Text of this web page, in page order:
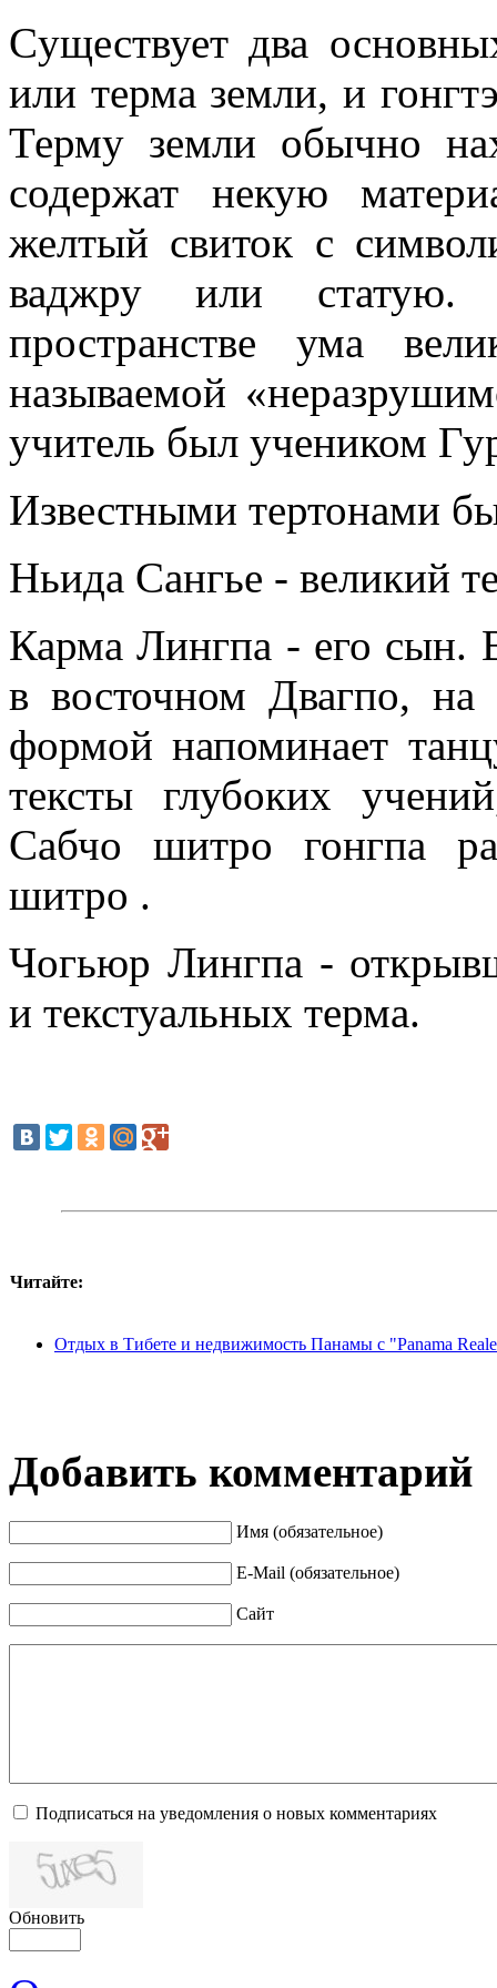
Cуществует два
или терма земли, и
Терму земли обычно
содержат некую
желтый свиток с
ваджру или
пространстве ума
называемой
учитель был учеником
Известными тертонами
Ньида Сангье - великий
Карма Лингпа - его сын.
в восточном Двагпо, на
формой напоминает
тексты глубоких
Сабчо шитро гонгпа
шитро .
Чогьюр Лингпа -
и текстуальных терма.
Читайте:
Отдых в Тибете и недвижимость Панамы с "Panama
Добавить комментарий
Имя (обязательное)
E-Mail (обязательное)
Сайт
Подписаться на уведомления о новых комментариях
Обновить